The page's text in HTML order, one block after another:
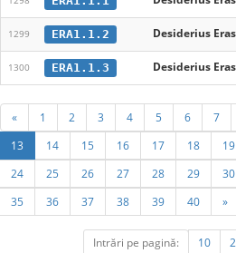
1299 ERA1.1.2 Desiderius
1300 ERA1.1.3 Desiderius
« 1 2 3 4 5 6 7
13
14 15 16 17 18 19
24
25 26 27 28 29 30
35
36 37 38 39 40 »
Intrări pe pagină: 10